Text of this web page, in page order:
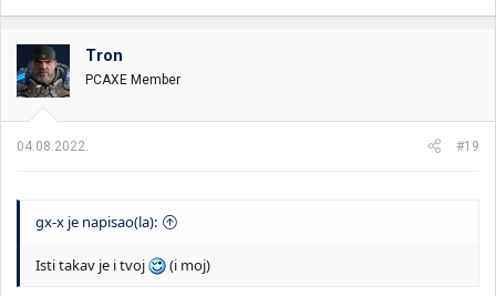
Tron
PCAXE Member
04.08.2022. #19
gx-x je napisao(la):
Isti takav je i tvoj (i moj)